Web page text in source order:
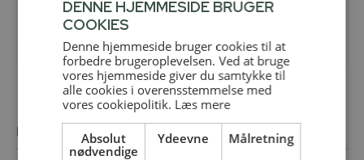
DENNE HJEMMESIDE BRUGER
COOKIES
Denne hjemmeside bruger cookies til at
forbedre brugeroplevelsen. Ved at bruge
vores hjemmeside giver du samtykke til
alle cookies i overensstemmelse med
vores cookiepolitik. Læs mere
Absolut
nødvendige
Ydeevne Målretning